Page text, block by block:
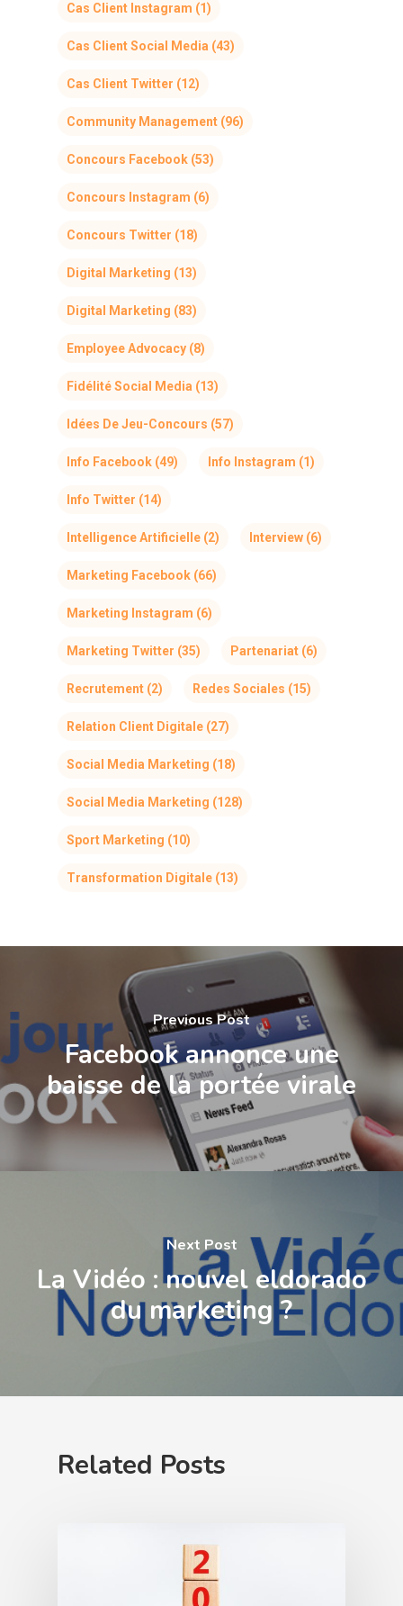
Cas Client Instagram (1)
Cas Client Social Media (43)
Cas Client Twitter (12)
Community Management (96)
Concours Facebook (53)
Concours Instagram (6)
Concours Twitter (18)
Digital Marketing (13)
Digital Marketing (83)
Employee Advocacy (8)
Fidélité Social Media (13)
Idées De Jeu-Concours (57)
Info Facebook (49) Info Instagram (1)
Info Twitter (14)
Intelligence Artificielle (2) Interview (6)
Marketing Facebook (66)
Marketing Instagram (6)
Marketing Twitter (35) Partenariat (6)
Recrutement (2) Redes Sociales (15)
Relation Client Digitale (27)
Social Media Marketing (18)
Social Media Marketing (128)
Sport Marketing (10)
Transformation Digitale (13)
Previous Post
Facebook annonce une
baisse de la portée virale
Next Post
La Vidéo : nouvel eldorado
du marketing ?
Related Posts